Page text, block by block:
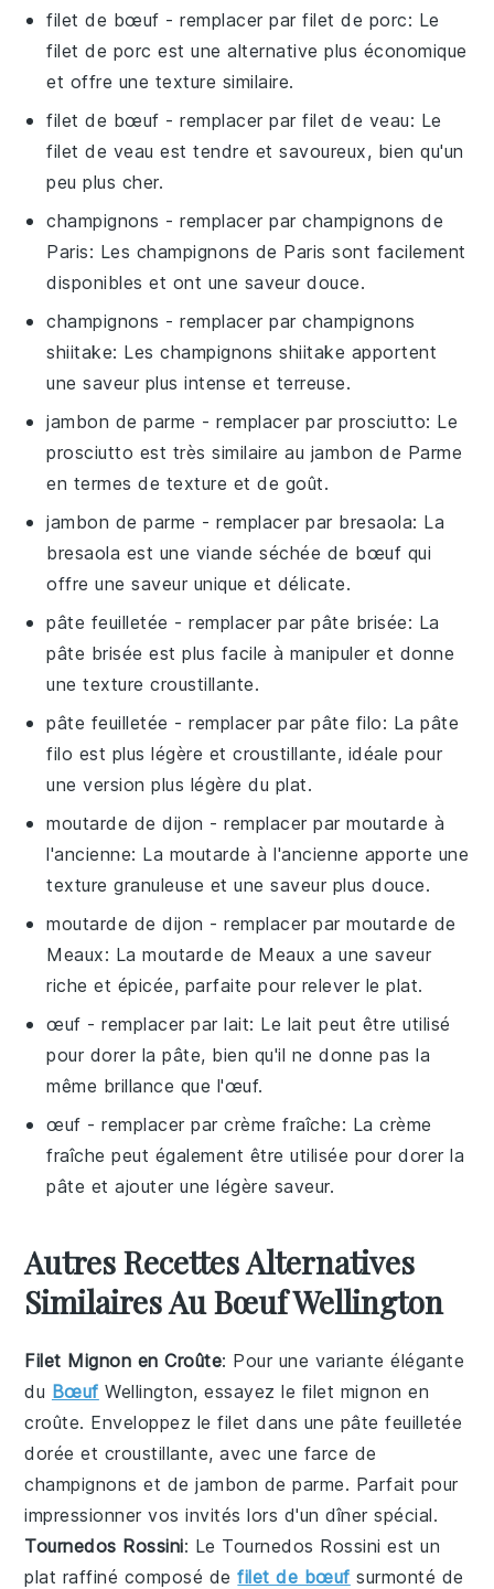
filet de bœuf - remplacer parfilet de porc: Le
filet de porc est une alternative plus économique
et offre une texture similaire.
filet de bœuf - remplacer parfilet de veau: Le
filet de veau est tendre et savoureux, bien qu'un
peu plus cher.
champignons - remplacer parchampignons de
Paris: Les champignons de Paris sont facilement
disponibles et ont une saveur douce.
champignons - remplacer parchampignons
shiitake: Les champignons shiitake apportent
une saveur plus intense et terreuse.
jambon de parme - remplacer parprosciutto: Le
prosciutto est très similaire au jambon de Parme
en termes de texture et de goût.
jambon de parme - remplacer par bresaola: La
bresaola est une viande séchée de bœuf qui
offre une saveur unique et délicate.
pâte feuilletée - remplacer parpâte brisée: La
pâte brisée est plus facile à manipuler et donne
une texture croustillante.
pâte feuilletée - remplacer parpâte filo: La pâte
filo est plus légère et croustillante, idéale pour
une version plus légère du plat.
moutarde de dijon - remplacer parmoutarde à
l'ancienne: La moutarde à l'ancienne apporte une
texture granuleuse et une saveur plus douce.
moutarde de dijon - remplacer parmoutarde de
Meaux: La moutarde de Meaux a une saveur
riche et épicée, parfaite pour relever le plat.
œuf - remplacer parlait: Le lait peut être utilisé
pour dorer la pâte, bien qu'il ne donne pas la
même brillance que l'œuf.
œuf - remplacer parcrème fraîche: La crème
fraîche peut également être utilisée pour dorer la
pâte et ajouter une légère saveur.
Autres Recettes Alternatives
Similaires Au Bœuf Wellington
Filet Mignon en Croûte: Pour une variante élégante
du Bœuf Wellington, essayez le filet mignon en
croûte. Enveloppez le filet dans une pâte feuilletée
dorée et croustillante, avec une farce de
champignons et dejambon de parme. Parfait pour
impressionner vos invités lors d'un dîner spécial.
Tournedos Rossini: Le Tournedos Rossini est un
plat raffiné composé defilet de bœuf surmonté de